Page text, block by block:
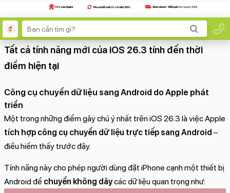
Tất cả tính năng mới của iOS 26.3 tính đến thời
điểm hiện tại
Công cụ chuyển dữ liệu sang Android do Apple phát
triển
Một trong những điểm gây chú ý nhất trên iOS 26.3 là việc Apple
tích hợp công cụ chuyển dữ liệu trực tiếp sang Android –
điều hiếm thấy trước đây.
Tính năng này cho phép người dùng đặt iPhone cạnh một thiết bị
Android để chuyển không dâycác dữ liệu quan trọng như: